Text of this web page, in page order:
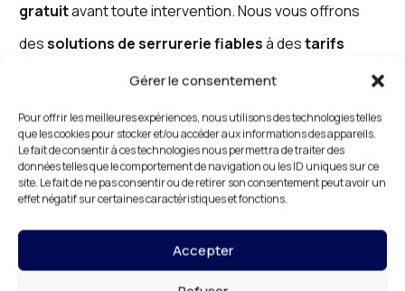
Gérer le consentement
Pour offrir les meilleures expériences, nous utilisons des technologies telles
que les cookies pour stocker et/ou accéder aux informations des appareils.
Le fait de consentir à ces technologies nous permettra de traiter des
données telles que le comportement de navigation ou les ID uniques sur ce
site. Le fait de ne pas consentir ou de retirer son consentement peut avoir un
effet négatif sur certaines caractéristiques et fonctions.
Accepter
gratuitavant toute intervention. Nous vous offrons
dessolutions de serrurerie fiablesà destarifs
, sans sacrifier la qualité du service.
Nostarifssont conçus pour êtrejustes,abordables
et adaptés à votre budget, tout en vous garantissant
desinterventions de qualité. Vous pouvez donc